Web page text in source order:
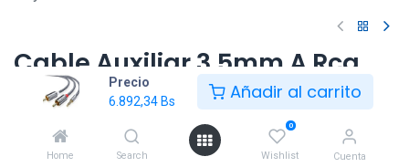
Precio
6.892,34Bs Añadir al carrito
Home Search
0
Wishlist Cuenta
Cable Auxiliar 3.5mm A Rca
Macho Estereo 3mt Nylon
Reforzado